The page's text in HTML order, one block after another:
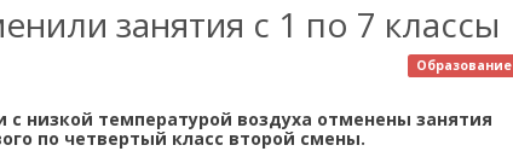
занятия с 1 по 7 классы
Образование
низкой температурой воздуха отменены занятия
по четвертый класс второй смены.